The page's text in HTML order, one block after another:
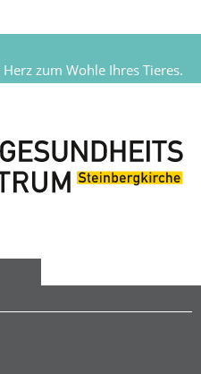
zum Wohle Ihres Tieres.